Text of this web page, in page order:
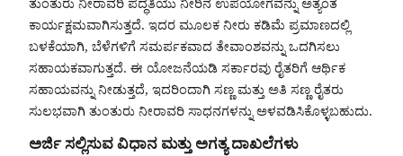
ತುಂತುರು ನೀರಾವರಿ ಪದ್ಧತಿಯು ನೀರಿನ ಉಪಯೋಗವನ್ನು ಅತ್ಯಂತ
ಕಾರ್ಯಕ್ಷಮವಾಗಿಸುತ್ತದೆ. ಇದರ ಮೂಲಕ ನೀರು ಕಡಿಮೆ ಪ್ರಮಾಣದಲ್ಲಿ
ಬಳಕೆಯಾಗಿ, ಬೆಳೆಗಳಿಗೆ ಸಮರ್ಪಕವಾದ ತೇವಾಂಶವನ್ನು ಒದಗಿಸಲು
ಸಹಾಯಕವಾಗುತ್ತದೆ. ಈ ಯೋಜನೆಯಡಿ ಸರ್ಕಾರವು ರೈತರಿಗೆ ಆರ್ಥಿಕ
ಸಹಾಯವನ್ನು ನೀಡುತ್ತದೆ, ಇದರಿಂದಾಗಿ ಸಣ್ಣ ಮತ್ತು ಅತಿ ಸಣ್ಣ ರೈತರು
ಸುಲಭವಾಗಿ ತುಂತುರು ನೀರಾವರಿ ಸಾಧನಗಳನ್ನು ಅಳವಡಿಸಿಕೊಳ್ಳಬಹುದು.
ಅರ್ಜಿ ಸಲ್ಲಿಸುವ ವಿಧಾನ ಮತ್ತು ಅಗತ್ಯ ದಾಖಲೆಗಳು